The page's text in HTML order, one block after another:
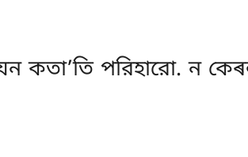
কতা’তি পরিহারো. ন